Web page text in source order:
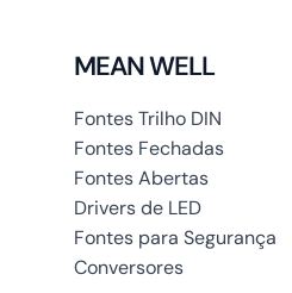
MEAN WELL
Fontes Trilho DIN
Fontes Fechadas
Fontes Abertas
Drivers de LED
Fontes para Segurança
Conversores